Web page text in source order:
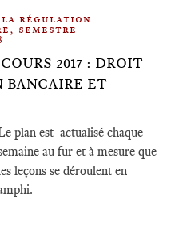
la régulation
semestre
2017 : DROIT
BANCAIRE ET
plan est actualisé chaque
au fur et à mesure que
leçons se déroulent en